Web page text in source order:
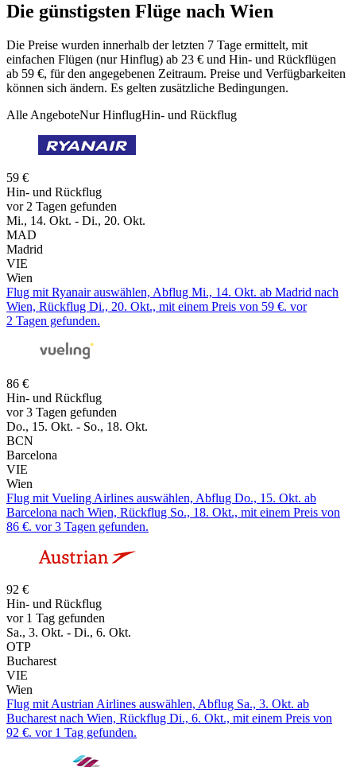
Die günstigsten Flüge nach Wien
Die Preise wurden innerhalb der letzten 7 Tage ermittelt, mit
einfachen Flügen (nur Hinflug) ab 23 € und Hin- und Rückflügen
ab 59 €, für den angegebenen Zeitraum. Preise und Verfügbarkeiten
können sich ändern. Es gelten zusätzliche Bedingungen.
Alle AngeboteNur HinflugHin- und Rückflug
59 €
Hin- und Rückflug
vor 2 Tagen gefunden
Mi., 14. Okt. - Di., 20. Okt.
MAD
Madrid
VIE
Wien
Flug mit Ryanair auswählen, Abflug Mi., 14. Okt. ab Madrid nach
Wien, Rückflug Di., 20. Okt., mit einem Preis von 59 €. vor
2 Tagen gefunden.
86 €
Hin- und Rückflug
vor 3 Tagen gefunden
Do., 15. Okt. - So., 18. Okt.
BCN
Barcelona
VIE
Wien
Flug mit Vueling Airlines auswählen, Abflug Do., 15. Okt. ab
Barcelona nach Wien, Rückflug So., 18. Okt., mit einem Preis von
86 €. vor 3 Tagen gefunden.
92 €
Hin- und Rückflug
vor 1 Tag gefunden
Sa., 3. Okt. - Di., 6. Okt.
OTP
Bucharest
VIE
Wien
Flug mit Austrian Airlines auswählen, Abflug Sa., 3. Okt. ab
Bucharest nach Wien, Rückflug Di., 6. Okt., mit einem Preis von
92 €. vor 1 Tag gefunden.